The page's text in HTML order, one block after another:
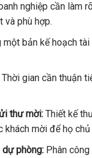
nghiệp cần làm
và phù hợp.
bản kế hoạch tài
gian cần thuận
thư mời:Thiết kế
mời để họ
dự phòng:Phân công